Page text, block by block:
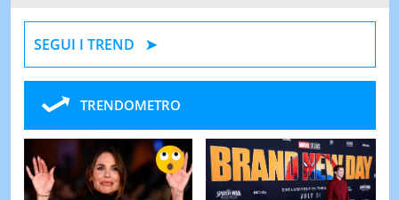
SEGUI I TREND
TRENDOMETRO